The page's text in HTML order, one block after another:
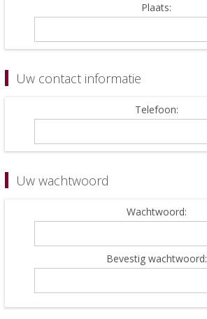
Plaats:
Uw contact informatie
Telefoon:
Uw wachtwoord
Wachtwoord:
Bevestig wachtwoord: